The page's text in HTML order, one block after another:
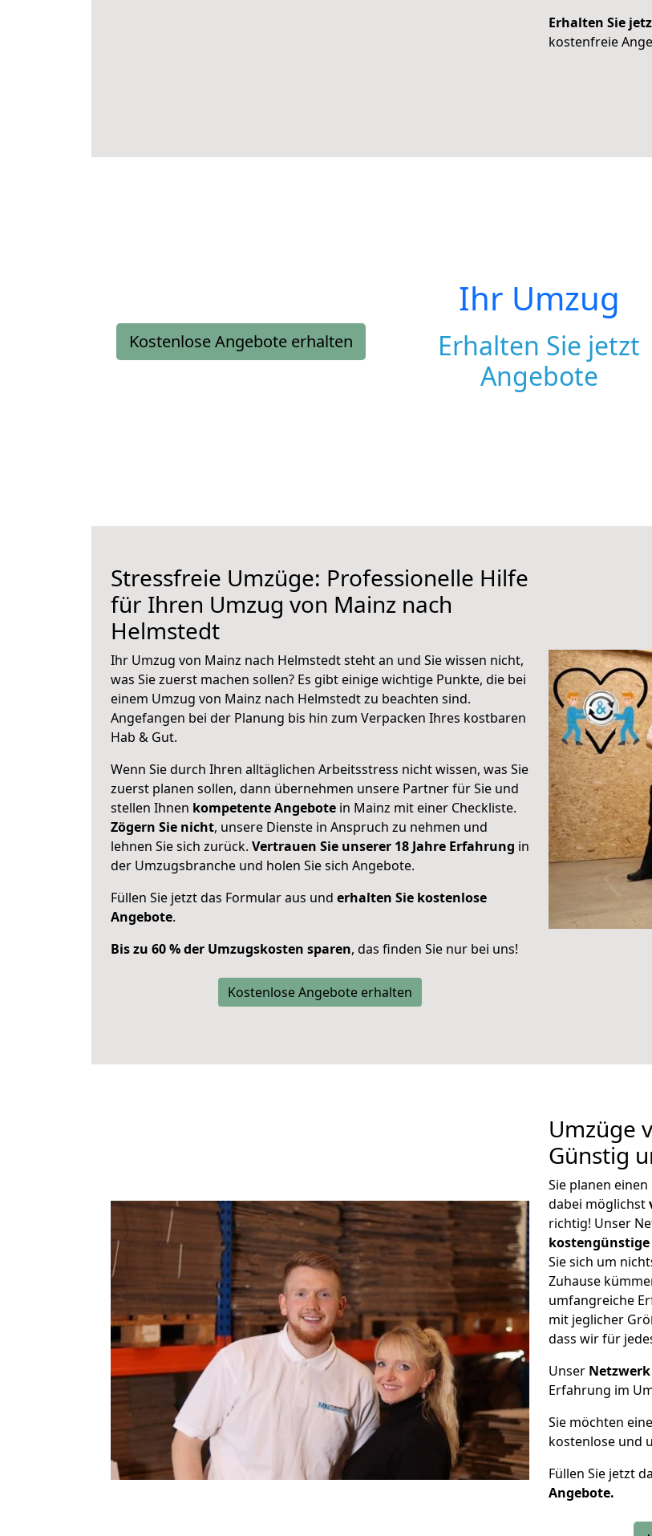
Erhalten Sie
kostenfreie
Kostenlose Angebote erhalten
Ihr Umzug
Erhalten Sie jetzt
Angebote
Stressfreie Umzüge: Professionelle Hilfe
für Ihren Umzug von Mainz nach
Helmstedt
Ihr Umzug von Mainz nach Helmstedt steht an und Sie wissen nicht,
was Sie zuerst machen sollen? Es gibt einige wichtige Punkte, die bei
einem Umzug von Mainz nach Helmstedt zu beachten sind.
Angefangen bei der Planung bis hin zum Verpacken Ihres kostbaren
Hab & Gut.
Wenn Sie durch Ihren alltäglichen Arbeitsstress nicht wissen, was Sie
zuerst planen sollen, dann übernehmen unsere Partner für Sie und
stellen Ihnen kompetente Angebote in Mainz mit einer Checkliste.
Zögern Sie nicht, unsere Dienste in Anspruch zu nehmen und
lehnen Sie sich zurück. Vertrauen Sie unserer 18 Jahre Erfahrung in
der Umzugsbranche und holen Sie sich Angebote.
Füllen Sie jetzt das Formular aus und erhalten Sie kostenlose
Angebote.
Bis zu 60 % der Umzugskosten sparen, das finden Sie nur bei uns!
Kostenlose Angebote erhalten
Umzüge
Günstig
Sie planen
dabei möglichst
richtig! Unser
Sie sich um
Zuhause
umfangreiche
mit jeglicher
dass wir für
Unser Netzwerk
Erfahrung im
Sie möchten eine
kostenlose und
Füllen Sie jetzt
Angebote.